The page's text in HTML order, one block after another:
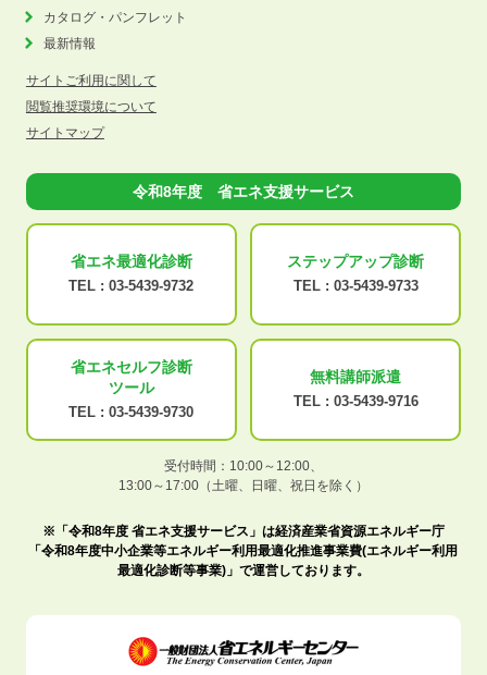
カタログ・パンフレット
最新情報
サイトご利用に関して
閲覧推奨環境について
サイトマップ
令和8年度 省エネ支援サービス
省エネ最適化診断
TEL : 03-5439-9732
ステップアップ診断
TEL : 03-5439-9733
省エネセルフ診断
ツール
TEL : 03-5439-9730
無料講師派遣
TEL : 03-5439-9716
受付時間：10:00～12:00、
13:00～17:00（土曜、日曜、祝日を除く）
※「令和8年度 省エネ支援サービス」は経済産業省資源エネルギー庁
「令和8年度中小企業等エネルギー利用最適化推進事業費(エネルギー利用
最適化診断等事業)」で運営しております。